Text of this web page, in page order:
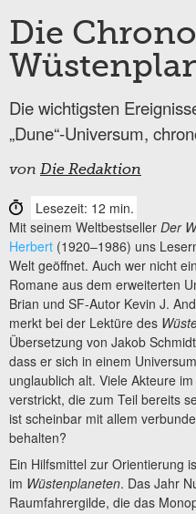
Die
Die wichtigsten
„Dune“-Universum,
von Die Redaktion
Lesezeit: 12 min.
Mit seinem Weltbestseller Der
Herbert (1920–1986) uns
Welt geöffnet. Auch wer nicht
Romane aus dem erweiterten
Brian und SF-Autor Kevin J.
merkt bei der Lektüre des
Übersetzung von Jakob Schmidt
dass er sich in einem
unglaublich alt. Viele Akteure im
verstrickt, die zum Teil bereits
ist scheinbar mit allem
behalten?
Ein Hilfsmittel zur Orientierung
im Wüstenplaneten. Das Jahr
Raumfahrergilde, die das